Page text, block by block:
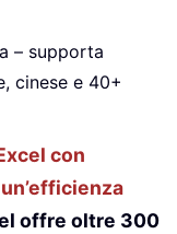
– supporta
cinese e 40+
con
offre oltre 300